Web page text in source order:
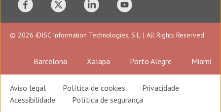
© 2026 iDISC Information Technologies, S.L. | All Rights Reserved
Barcelona Xalapa Porto Alegre Miami
Aviso legal Política de cookies
Privacidade
Acessibilidade
Política de segurança